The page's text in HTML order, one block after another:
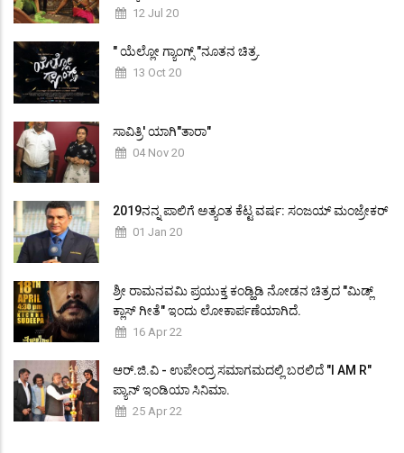
12 Jul 20
" ಯೆಲ್ಲೋ ಗ್ಯಾಂಗ್ಸ್ "ನೂತನ ಚಿತ್ರ.
13 Oct 20
ಸಾವಿತ್ರಿ' ಯಾಗಿ"ತಾರಾ"
04 Nov 20
2019ನನ್ನ ಪಾಲಿಗೆ ಅತ್ಯಂತ ಕೆಟ್ಟ ವರ್ಷ: ಸಂಜಯ್ ಮಂಜ್ರೇಕರ್
01 Jan 20
ಶ್ರೀ ರಾಮನವಮಿ ಪ್ರಯುಕ್ತ ಕಂಡ್ಹಿಡಿ ನೋಡನ ಚಿತ್ರದ "ಮಿಡ್ಲ್
ಕ್ಲಾಸ್ ಗೀತೆ" ಇಂದು ಲೋಕಾರ್ಪಣೆಯಾಗಿದೆ.
16 Apr 22
ಆರ್.ಜಿ.ವಿ - ಉಪೇಂದ್ರ ಸಮಾಗಮದಲ್ಲಿ ಬರಲಿದೆ "I AM R"
ಪ್ಯಾನ್ ಇಂಡಿಯಾ ಸಿನಿಮಾ.
25 Apr 22